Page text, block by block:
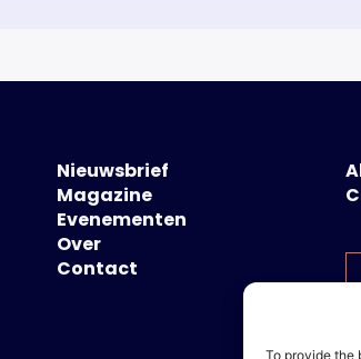
To provide the
Nieuwsbrief
Magazine
Evenementen
Over
Contact